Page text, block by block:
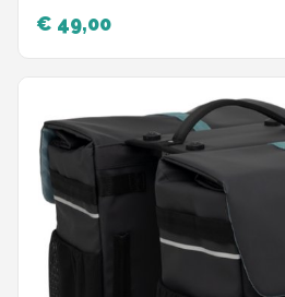
€ 49,00